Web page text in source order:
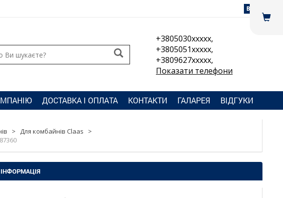
Вхід
+3805030xxxxx,
+3805051xxxxx,
+3809627xxxxx,
Показати телефони
ДОСТАВКА І ОПЛАТА КОНТАКТИ ГАЛАРЕЯ ВІДГУКИ
> Для комбайнів Claas
>
ІНФОРМАЦІЯ